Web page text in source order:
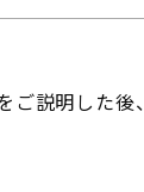
説明した